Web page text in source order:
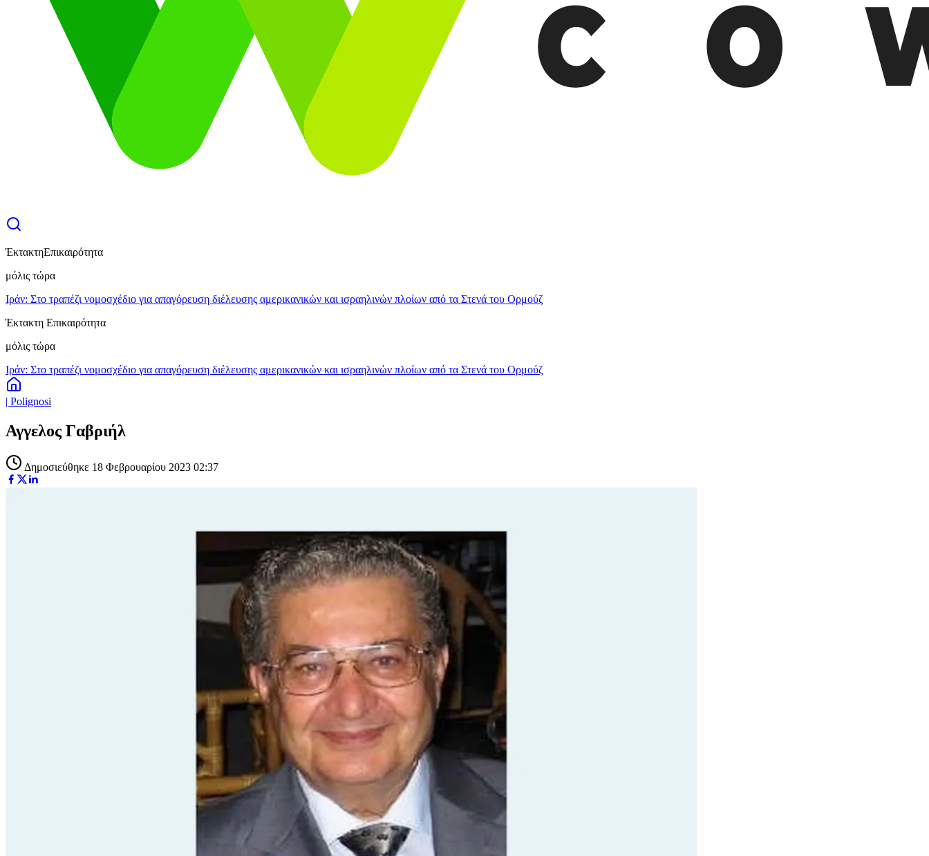
ΈκτακτηΕπικαιρότητα
μόλις τώρα
Ιράν: Στο τραπέζι νομοσχέδιο για απαγόρευση διέλευσης αμερικανικών και ισραηλινών πλοίων από τα Στενά του Ορμούζ
Έκτακτη Επικαιρότητα
μόλις τώρα
Ιράν: Στο τραπέζι νομοσχέδιο για απαγόρευση διέλευσης αμερικανικών και ισραηλινών πλοίων από τα Στενά του Ορμούζ
| Polignosi
Αγγελος Γαβριήλ
Δημοσιεύθηκε 18 Φεβρουαρίου 2023 02:37